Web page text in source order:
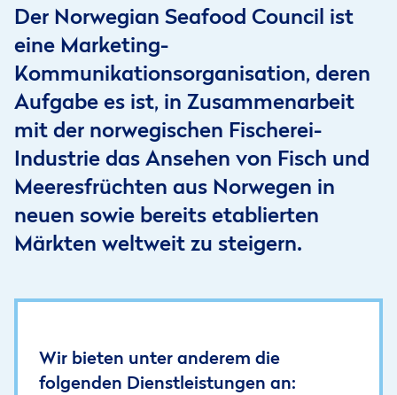
Der Norwegian Seafood Council ist
eine Marketing-
Kommunikationsorganisation, deren
Aufgabe es ist, in Zusammenarbeit
mit der norwegischen Fischerei-
Industrie das Ansehen von Fisch und
Meeresfrüchten aus Norwegen in
neuen sowie bereits etablierten
Märkten weltweit zu steigern.
Wir bieten unter anderem die
folgenden Dienstleistungen an: